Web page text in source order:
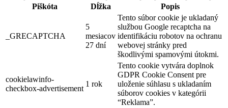
Piškóta
Dĺžka Popis
_GRECAPTCHA
5
mesiacov
27 dní
Tento súbor cookie je ukladaný
službou Google recaptcha na
identifikáciu robotov na ochranu
webovej stránky pred
škodlivými spamovými útokmi.
cookielawinfo-
checkbox-advertisement
1 rok
Tento cookie vytvára doplnok
GDPR Cookie Consent pre
uloženie súhlasu s ukladaním
súborov cookies v kategórii
“Reklama”.